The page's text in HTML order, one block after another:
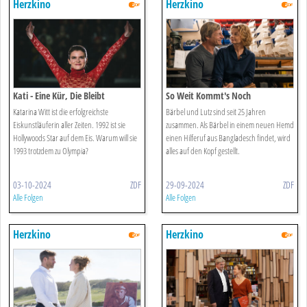
Herzkino
Kati - Eine Kür, Die Bleibt
Katarina Witt ist die erfolgreichste
Eiskunstläuferin aller Zeiten. 1992 ist sie
Hollywoods Star auf dem Eis. Warum will sie
1993 trotzdem zu Olympia?
03-10-2024 ZDF
Alle Folgen
Herzkino
So Weit Kommt's Noch
Bärbel und Lutz sind seit 25 Jahren
zusammen. Als Bärbel in einem neuen Hemd
einen Hilferuf aus Bangladesch findet, wird
alles auf den Kopf gestellt.
29-09-2024 ZDF
Alle Folgen
Herzkino Herzkino